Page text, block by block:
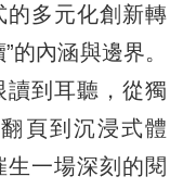
的多元化創新轉
的內涵與邊界。
讀到耳聽，從獨
頁到沉浸式體
一場深刻的閱